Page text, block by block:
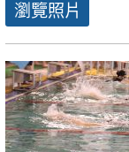
瀏覽照片